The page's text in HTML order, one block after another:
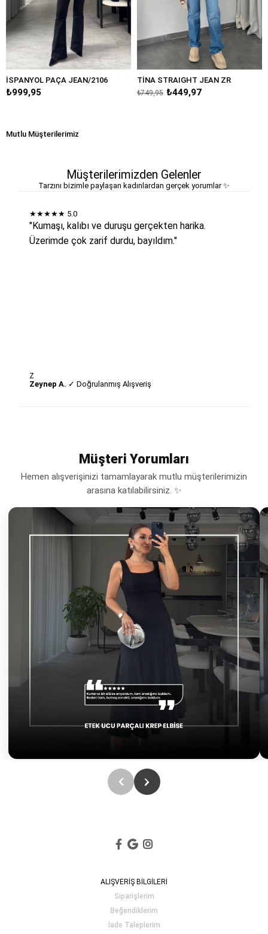
PAÇA JEAN/2106 TİNA STRAIGHT JEAN ZR
₺449,97
SKY BOY
Mutlu Müşterilerimiz
Müşterilerimizden Gelenler
Tarzını bizimle paylaşan kadınlardan gerçek yorumlar ✨
★★★★★ 5.0
"Kumaşı, kalıbı ve duruşu gerçekten harika.
Üzerimde çok zarif durdu, bayıldım."
Z
Zeynep A. ✓ Doğrulanmış Alışveriş
Müşteri Yorumları
Hemen alışverişinizi tamamlayarak mutlu müşterilerimizin
arasına katılabilirsiniz. ✨
ALIŞVERİŞ BİLGİLERİ
Siparişlerim
Beğendiklerim
İade Taleplerim